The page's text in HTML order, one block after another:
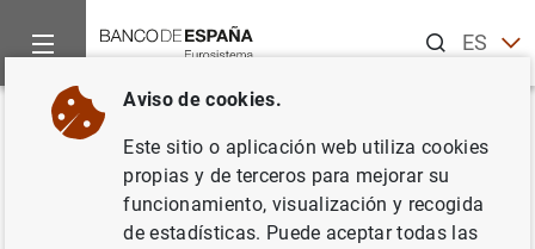
ESEN
Inicio Noticias y eventos
Volver
Balanza de Pagos en noviembre
de 2004
Aviso de cookies.
Este sitio o aplicación web utiliza cookies
propias y de terceros para mejorar su
funcionamiento, visualización y recogida
de estadísticas. Puede aceptar todas las